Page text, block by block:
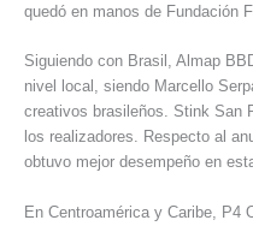
quedó en manos de Fundación
Siguiendo con Brasil, Almap
nivel local, siendo Marcello
creativos brasileños. Stink San
los realizadores. Respecto al
obtuvo mejor desempeño en
En Centroamérica y Caribe, P4